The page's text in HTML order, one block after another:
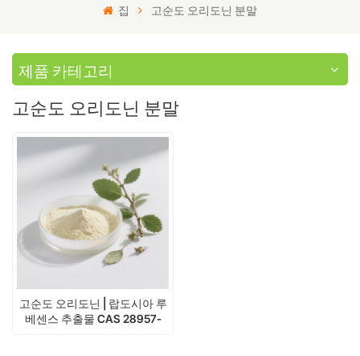
집 고순도 오리도닌 분말
제품 카테고리
고순도 오리도닌 분말
고순도 오리도닌 | 랍도시아 루
베센스 추출물 CAS 28957-